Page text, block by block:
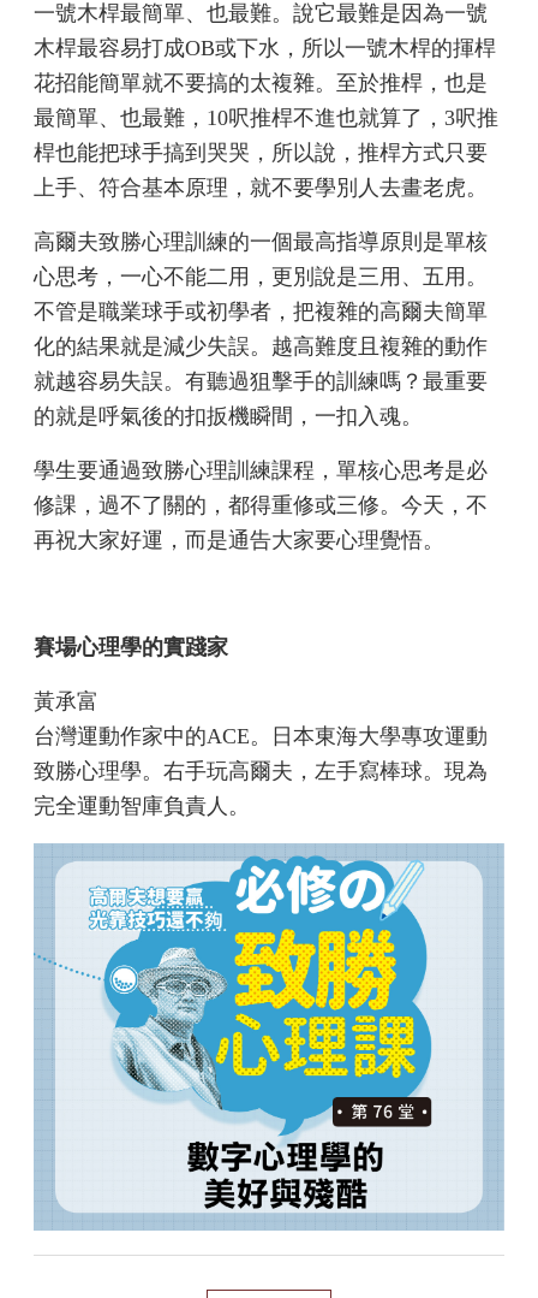
一號木桿最簡單、也最難。說它最難是因為一號
木桿最容易打成OB或下水，所以一號木桿的揮桿
花招能簡單就不要搞的太複雜。至於推桿，也是
最簡單、也最難，10呎推桿不進也就算了，3呎推
桿也能把球手搞到哭哭，所以說，推桿方式只要
上手、符合基本原理，就不要學別人去畫老虎。
高爾夫致勝心理訓練的一個最高指導原則是單核
心思考，一心不能二用，更別說是三用、五用。
不管是職業球手或初學者，把複雜的高爾夫簡單
化的結果就是減少失誤。越高難度且複雜的動作
就越容易失誤。有聽過狙擊手的訓練嗎？最重要
的就是呼氣後的扣扳機瞬間，一扣入魂。
學生要通過致勝心理訓練課程，單核心思考是必
修課，過不了關的，都得重修或三修。今天，不
再祝大家好運，而是通告大家要心理覺悟。
賽場心理學的實踐家
黃承富
台灣運動作家中的ACE。日本東海大學專攻運動
致勝心理學。右手玩高爾夫，左手寫棒球。現為
完全運動智庫負責人。